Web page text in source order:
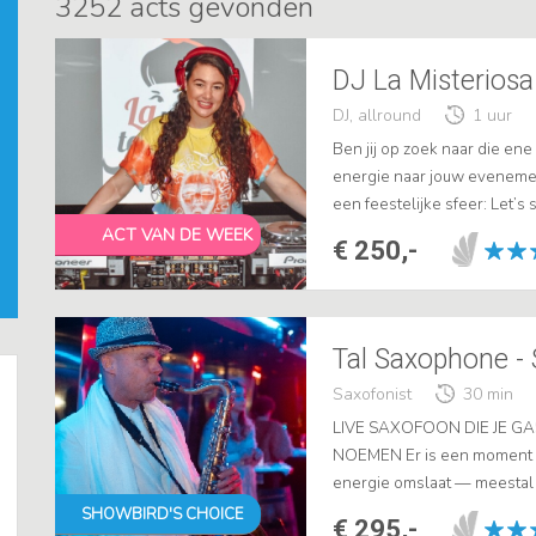
ACT VAN DE WEEK
DJ La
DJ, allround
1 uur
Ben jij op zoek naar die
energie naar jouw
een feestelijke sfeer: Let’s
€ 250,-
SHOWBIRD'S CHOICE
Tal Saxophone -
Saxofonist
30 min
LIVE SAXOFOON DIE JE
NOEMEN Er is een
energie omslaat — meestal
overneemt. Ik ben Tal, en
€ 295,-